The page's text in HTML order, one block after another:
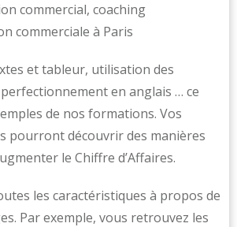
et tableur, utilisation des
en anglais … ce
de nos formations. Vos
pourront découvrir des manières
le Chiffre d’Affaires.
les caractéristiques à propos de
Par exemple, vous retrouvez les